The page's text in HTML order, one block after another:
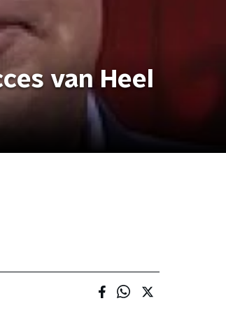
van Heel